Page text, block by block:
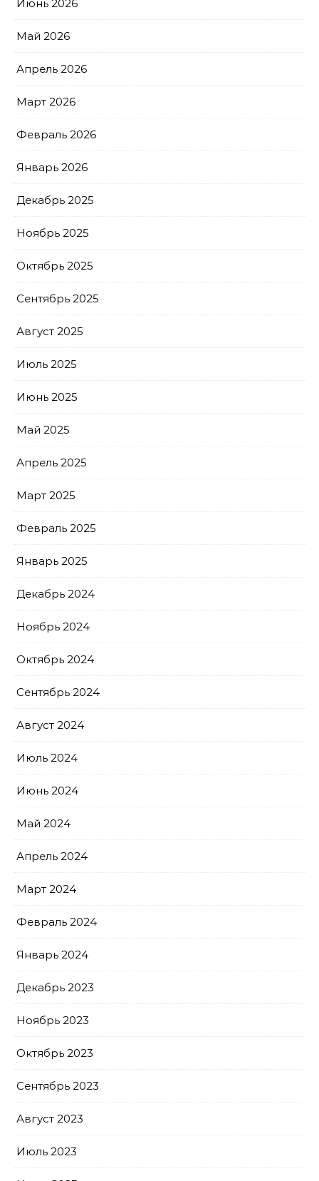
Июнь 2026
Май 2026
Апрель 2026
Март 2026
Февраль 2026
Январь 2026
Декабрь 2025
Ноябрь 2025
Октябрь 2025
Сентябрь 2025
Август 2025
Июль 2025
Июнь 2025
Май 2025
Апрель 2025
Март 2025
Февраль 2025
Январь 2025
Декабрь 2024
Ноябрь 2024
Октябрь 2024
Сентябрь 2024
Август 2024
Июль 2024
Июнь 2024
Май 2024
Апрель 2024
Март 2024
Февраль 2024
Январь 2024
Декабрь 2023
Ноябрь 2023
Октябрь 2023
Сентябрь 2023
Август 2023
Июль 2023